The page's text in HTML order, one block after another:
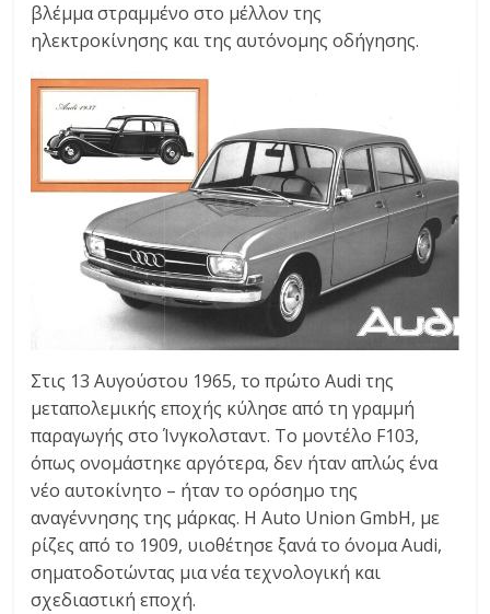
βλέμμα στραμμένο στο μέλλον της
ηλεκτροκίνησης και της αυτόνομης οδήγησης.
Στις 13 Αυγούστου 1965, το πρώτο Audi της
μεταπολεμικής εποχής κύλησε από τη γραμμή
παραγωγής στο Ίνγκολσταντ. Το μοντέλο F103,
όπως ονομάστηκε αργότερα, δεν ήταν απλώς ένα
νέο αυτοκίνητο – ήταν το ορόσημο της
αναγέννησης της μάρκας. Η Auto Union GmbH, με
ρίζες από το 1909, υιοθέτησε ξανά το όνομα Audi,
σηματοδοτώντας μια νέα τεχνολογική και
σχεδιαστική εποχή.